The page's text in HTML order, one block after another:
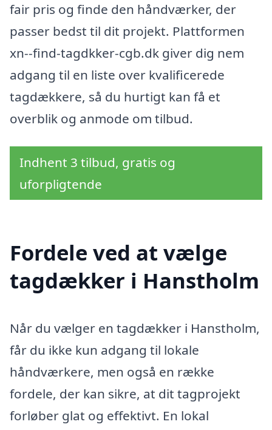
fair pris og finde den håndværker, der
passer bedst til dit projekt. Plattformen
xn--find-tagdkker-cgb.dk giver dig nem
adgang til en liste over kvalificerede
tagdækkere, så du hurtigt kan få et
overblik og anmode om tilbud.
Indhent 3 tilbud, gratis og
uforpligtende
Fordele ved at vælge
tagdækker i Hanstholm
Når du vælger en tagdækker i Hanstholm,
får du ikke kun adgang til lokale
håndværkere, men også en række
fordele, der kan sikre, at dit tagprojekt
forløber glat og effektivt. En lokal